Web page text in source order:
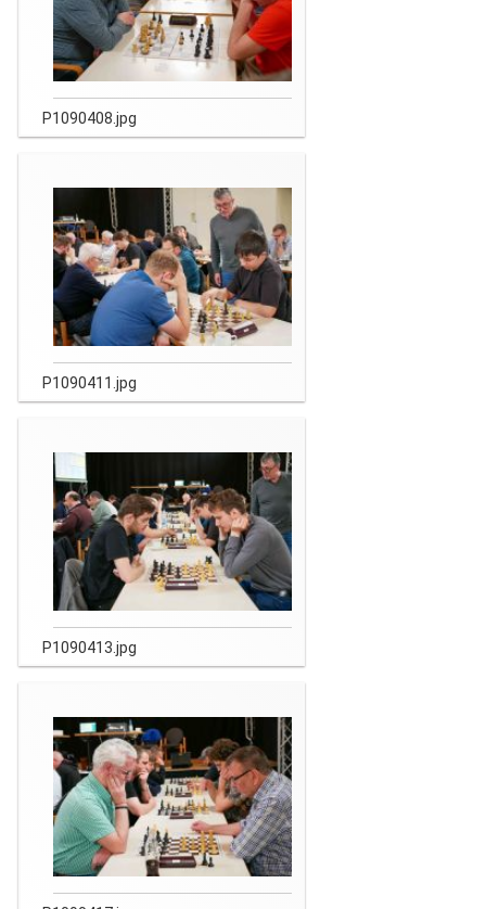
P1090408.jpg
P1090411.jpg
P1090413.jpg